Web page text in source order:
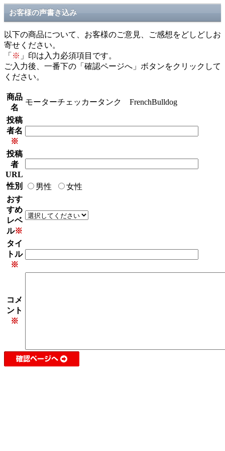
お客様の声書き込み
以下の商品について、お客様のご意見、ご感想をどしどしお
寄せください。
「 ※ 」印は入力必須項目です。
ご入力後、一番下の「確認ページへ」ボタンをクリックして
ください。
商品
名
モーターチェッカータンク FrenchBulldog
投稿
者名
※
投稿
者
URL
性別
男性
女性
おす
すめ
レベ
ル※
タイ
トル
※
コメ
ント
※